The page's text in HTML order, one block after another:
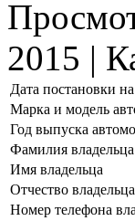
2015 |
Дата постановки
Марка и модель
Год выпуска
Фамилия владельца
Имя владельца
Отчество владельца
Номер телефона